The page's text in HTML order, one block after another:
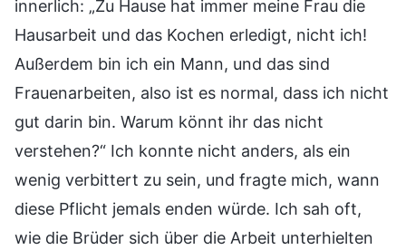
innerlich: „Zu Hause hat immer meine Frau die
Hausarbeit und das Kochen erledigt, nicht ich!
Außerdem bin ich ein Mann, und das sind
Frauenarbeiten, also ist es normal, dass ich nicht
gut darin bin. Warum könnt ihr das nicht
verstehen?“ Ich konnte nicht anders, als ein
wenig verbittert zu sein, und fragte mich, wann
diese Pflicht jemals enden würde. Ich sah oft,
wie die Brüder sich über die Arbeit unterhielten